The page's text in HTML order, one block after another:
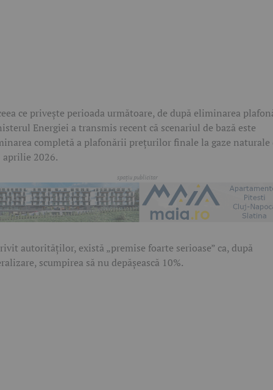
ce privește perioada următoare, de după eliminarea
Energiei a transmis recent că scenariul de bază este
completă a plafonării prețurilor finale la gaze naturale
aprilie 2026.
autorităților, există „premise foarte serioase” ca, după
scumpirea să nu depășească 10%.